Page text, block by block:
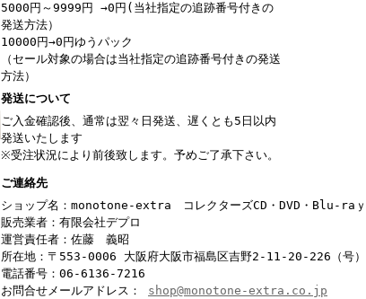
5000円～9999円 →0円(当社指定の追跡番号付きの
発送方法）
10000円→0円ゆうパック
（セール対象の場合は当社指定の追跡番号付きの発送
方法）
発送について
ご入金確認後、通常は翌々日発送、遅くとも5日以内
発送いたします
※受注状況により前後致します。予めご了承下さい。
ご連絡先
ショップ名：monotone-extra コレクターズCD・DVD・Blu-raｙ
販売業者：有限会社デプロ
運営責任者：佐藤 義昭
所在地：〒553-0006 大阪府大阪市福島区吉野2-11-20-226（号）
電話番号：06-6136-7216
お問合せメールアドレス： shop@monotone-extra.co.jp